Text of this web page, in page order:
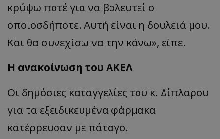
κρύψω ποτέ για να βολευτεί ο
οποιοσδήποτε. Αυτή είναι η δουλειά μου.
Και θα συνεχίσω να την κάνω», είπε.
Η ανακοίνωση του ΑΚΕΛ
Οι δημόσιες καταγγελίες του κ. Δίπλαρου
για τα εξειδικευμένα φάρμακα
κατέρρευσαν με πάταγο.